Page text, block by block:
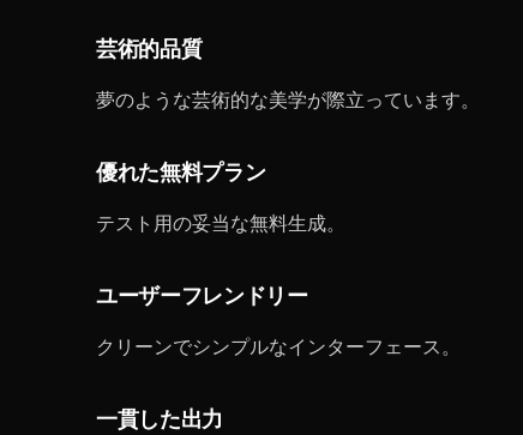
芸術的品質
夢のような芸術的な美学が際立っています。
優れた無料プラン
テスト用の妥当な無料生成。
ユーザーフレンドリー
クリーンでシンプルなインターフェース。
一貫した出力